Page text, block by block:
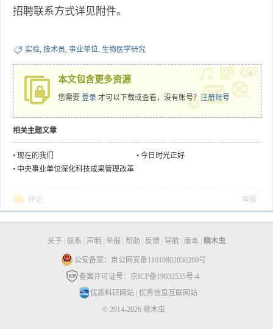
招聘联系方式详见附件。
实验, 技术员, 事业单位, 生物医学研究
本文包含更多资源
您需要 登录 才可以下载或查看，没有账号？ 注册账号
x
相关主题文章
• 现在的我们 • 今日时光正好
• 中央事业单位深化科技成果管理改革
评论 举报
关于 联系 声明 举报 帮助 反馈 导航 版本 晓木虫
公安备案：京公网安备11010802030280号
备案许可证号：京ICP备19032535号-4
优质科研网站| 优秀信息互联网站
© 2014-2026 晓木虫